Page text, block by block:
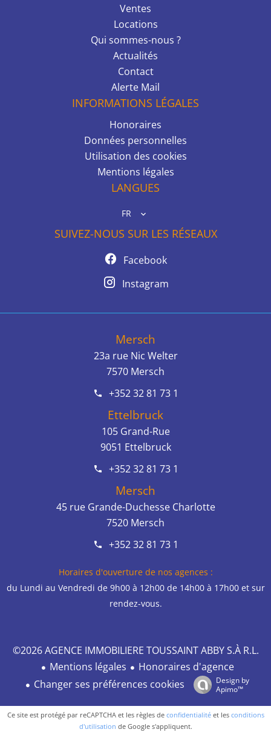
Ventes
Locations
Qui sommes-nous ?
Actualités
Contact
Alerte Mail
INFORMATIONS LÉGALES
Honoraires
Données personnelles
Utilisation des cookies
Mentions légales
LANGUES
FR
SUIVEZ-NOUS SUR LES RÉSEAUX
Facebook
Instagram
Mersch
23a rue Nic Welter
7570 Mersch
+352 32 81 73 1
Ettelbruck
105 Grand-Rue
9051 Ettelbruck
+352 32 81 73 1
Mersch
45 rue Grande-Duchesse Charlotte
7520 Mersch
+352 32 81 73 1
Horaires d'ouverture de nos agences :
du Lundi au Vendredi de 9h00 à 12h00 de 14h00 à 17h00 et sur
rendez-vous.
©2026 AGENCE IMMOBILIERE TOUSSAINT ABBY S.À R.L.
Mentions légales
Honoraires d'agence
Changer ses préférences cookies
Design by
Apimo™
Ce site est protégé par reCAPTCHA et les règles de confidentialitéet les conditions
d'utilisation de Google s'appliquent.